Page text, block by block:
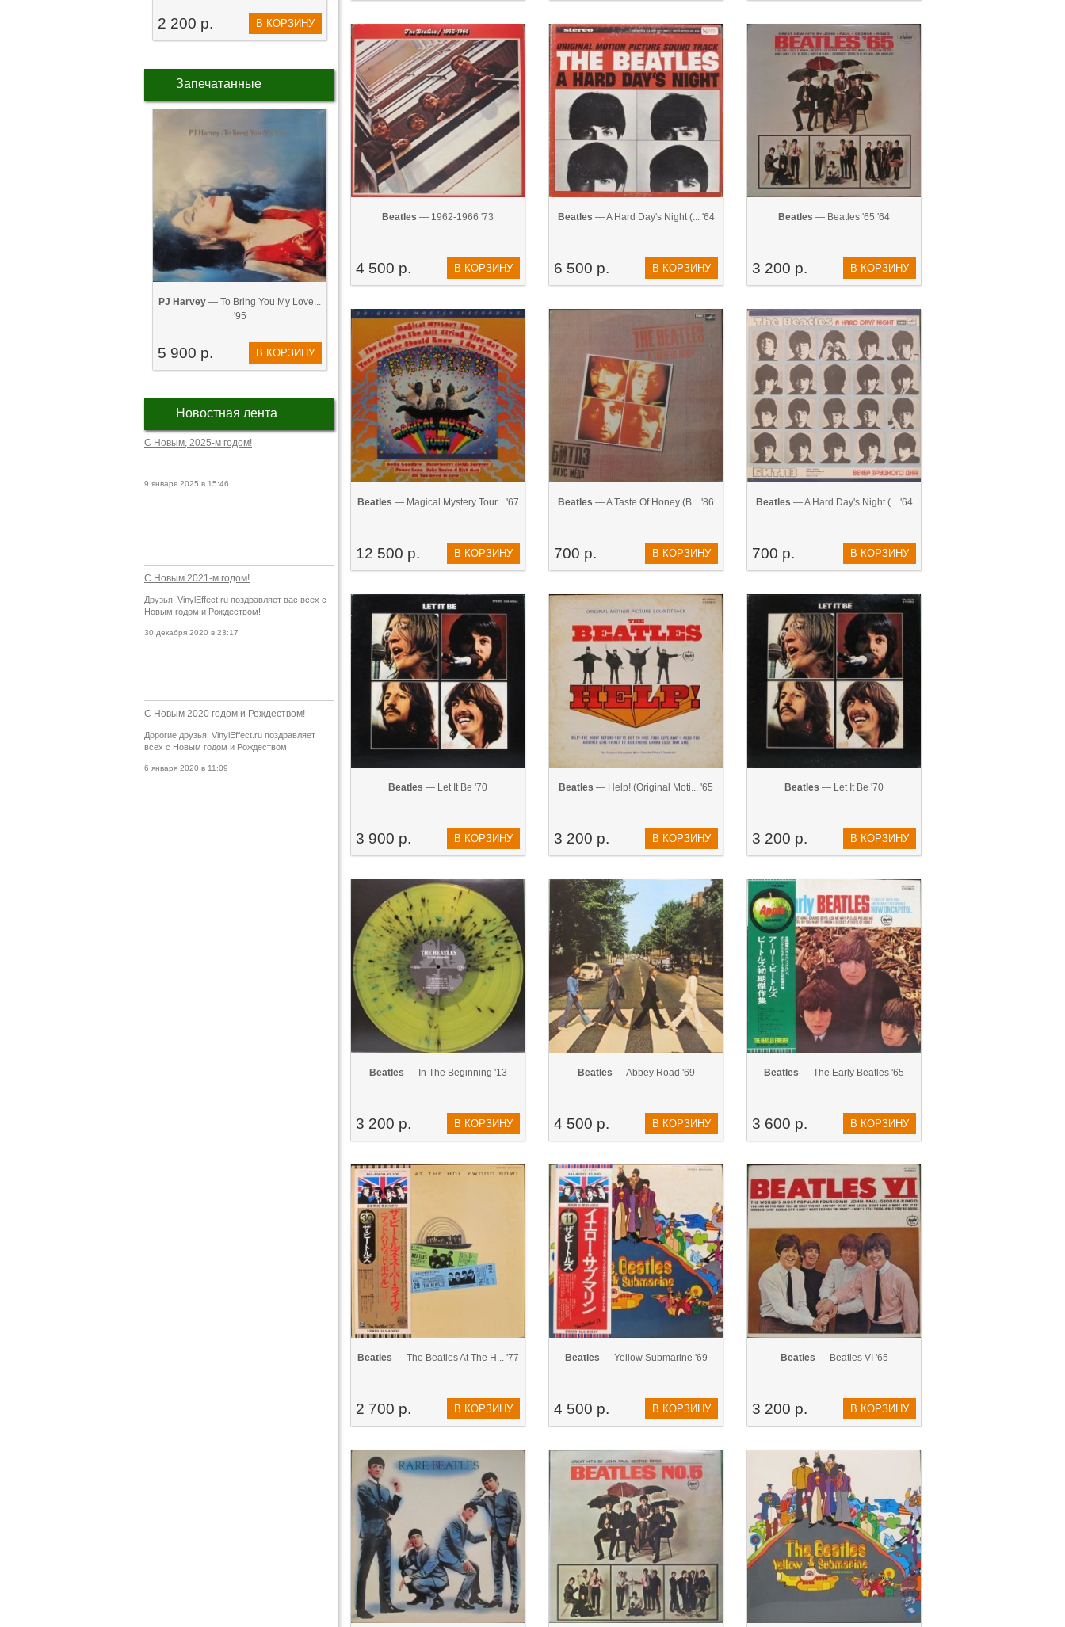
2 200 р. В КОРЗИНУ
Запечатанные
PJ Harvey — To Bring You My Love...
'95
5 900 р. В КОРЗИНУ
Новостная лента
С Новым, 2025-м годом!
9 января 2025 в 15:46
С Новым 2021-м годом!
Друзья! VinylEffect.ru поздравляет вас всех с
Новым годом и Рождеством!
30 декабря 2020 в 23:17
С Новым 2020 годом и Рождеством!
Дорогие друзья! VinylEffect.ru поздравляет
всех с Новым годом и Рождеством!
6 января 2020 в 11:09
Beatles — 1962-1966 '73
4 500 р. В КОРЗИНУ
Beatles — A Hard Day's Night (... '64
6 500 р. В КОРЗИНУ
Beatles — Beatles '65 '64
3 200 р. В КОРЗИНУ
Beatles — Magical Mystery Tour... '67
12 500 р. В КОРЗИНУ
Beatles — A Taste Of Honey (В... '86
700 р. В КОРЗИНУ
Beatles — A Hard Day's Night (... '64
700 р. В КОРЗИНУ
Beatles — Let It Be '70
3 900 р. В КОРЗИНУ
Beatles — Help! (Original Moti... '65
3 200 р. В КОРЗИНУ
Beatles — Let It Be '70
3 200 р. В КОРЗИНУ
Beatles — In The Beginning '13
3 200 р. В КОРЗИНУ
Beatles — Abbey Road '69
4 500 р. В КОРЗИНУ
Beatles — The Early Beatles '65
3 600 р. В КОРЗИНУ
Beatles — The Beatles At The H... '77
2 700 р. В КОРЗИНУ
Beatles — Yellow Submarine '69
4 500 р. В КОРЗИНУ
Beatles — Beatles VI '65
3 200 р. В КОРЗИНУ